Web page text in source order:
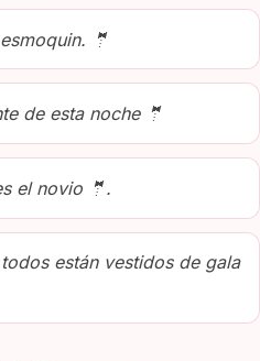
🤵
de esta noche 🤵
el novio 🤵.
están vestidos de gala